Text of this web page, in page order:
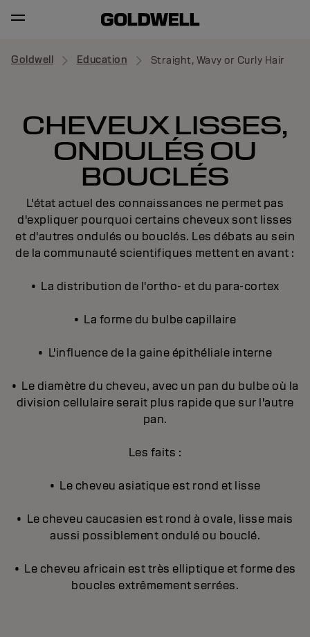
Goldwell Education Straight, Wavy or Curly Hair
CHEVEUX LISSES,
ONDULÉS OU
BOUCLÉS
L'état actuel des connaissances ne permet pas
d'expliquer pourquoi certains cheveux sont lisses
et d'autres ondulés ou bouclés. Les débats au sein
de la communauté scientifiques mettent en avant :
• La distribution de l'ortho- et du para-cortex
• La forme du bulbe capillaire
• L'influence de la gaine épithéliale interne
• Le diamètre du cheveu, avec un pan du bulbe où la
division cellulaire serait plus rapide que sur l'autre
pan.
Les faits :
• Le cheveu asiatique est rond et lisse
• Le cheveu caucasien est rond à ovale, lisse mais
aussi possiblement ondulé ou bouclé.
• Le cheveu africain est très elliptique et forme des
boucles extrêmement serrées.